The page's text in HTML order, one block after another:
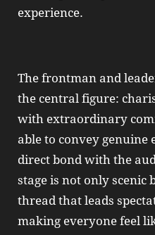
experience.
The frontman and
the central figure:
with extraordinary
able to convey genuine
direct bond with the
stage is not only scenic
thread that leads
making everyone feel